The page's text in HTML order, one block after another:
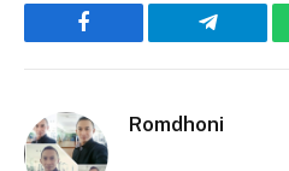
Facebook Telegram
Romdhoni